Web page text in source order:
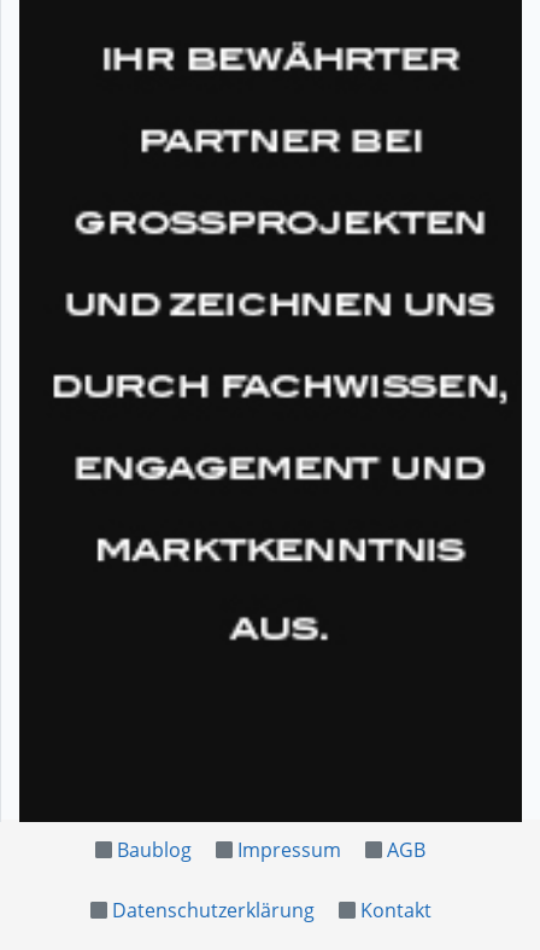
Baublog Impressum AGB
Datenschutzerklärung Kontakt